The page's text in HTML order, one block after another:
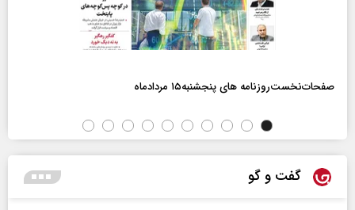
صفحات‌نخست‌روزنامه ها‌ی پنجشنبه‌۱۵ مردادماه
گفت و گو